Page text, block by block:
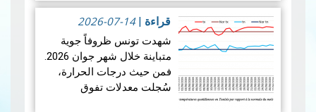
ستشهد الأرض واحدة من أروع
الظواهر الفلكية: كسوفا كلي
للشمس. يُعتبر هذا الكسوف
الأول من نوعه ال…
قراءة
قراءة |
2026-07-14
شهدت تونس ظروفاً جوية
متباينة خلال شهر جوان 2026.
فمن حيث درجات الحرارة،
سُجلت معدلات تفوق